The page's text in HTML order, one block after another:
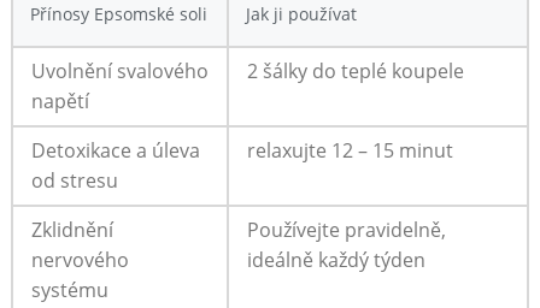
Přínosy Epsomské soli Jak ji používat
Uvolnění svalového
napětí
2 šálky do teplé koupele
Detoxikace a úleva
od stresu
relaxujte 12 – 15 minut
Zklidnění
nervového
systému
Používejte pravidelně,
ideálně každý týden